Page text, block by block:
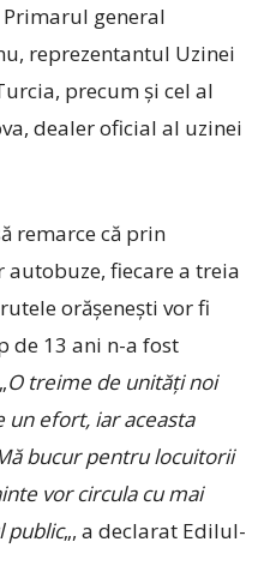
general
reprezentantul Uzinei
precum și cel al
dealer oficial al uzinei
remarce că prin
fiecare a treia
orășenești vor fi
de 13 ani n-a fost
O treime de unități noi
un efort, iar aceasta
bucur pentru locuitorii
vor circula cu mai
public„, a declarat Edilul-